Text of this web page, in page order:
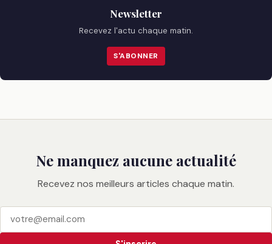
Newsletter
Recevez l'actu chaque matin.
S'ABONNER
Ne manquez aucune actualité
Recevez nos meilleurs articles chaque matin.